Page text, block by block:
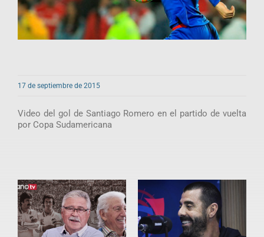
17 de septiembre de 2015
Video del gol de Santiago Romero en el partido de vuelta
por Copa Sudamericana